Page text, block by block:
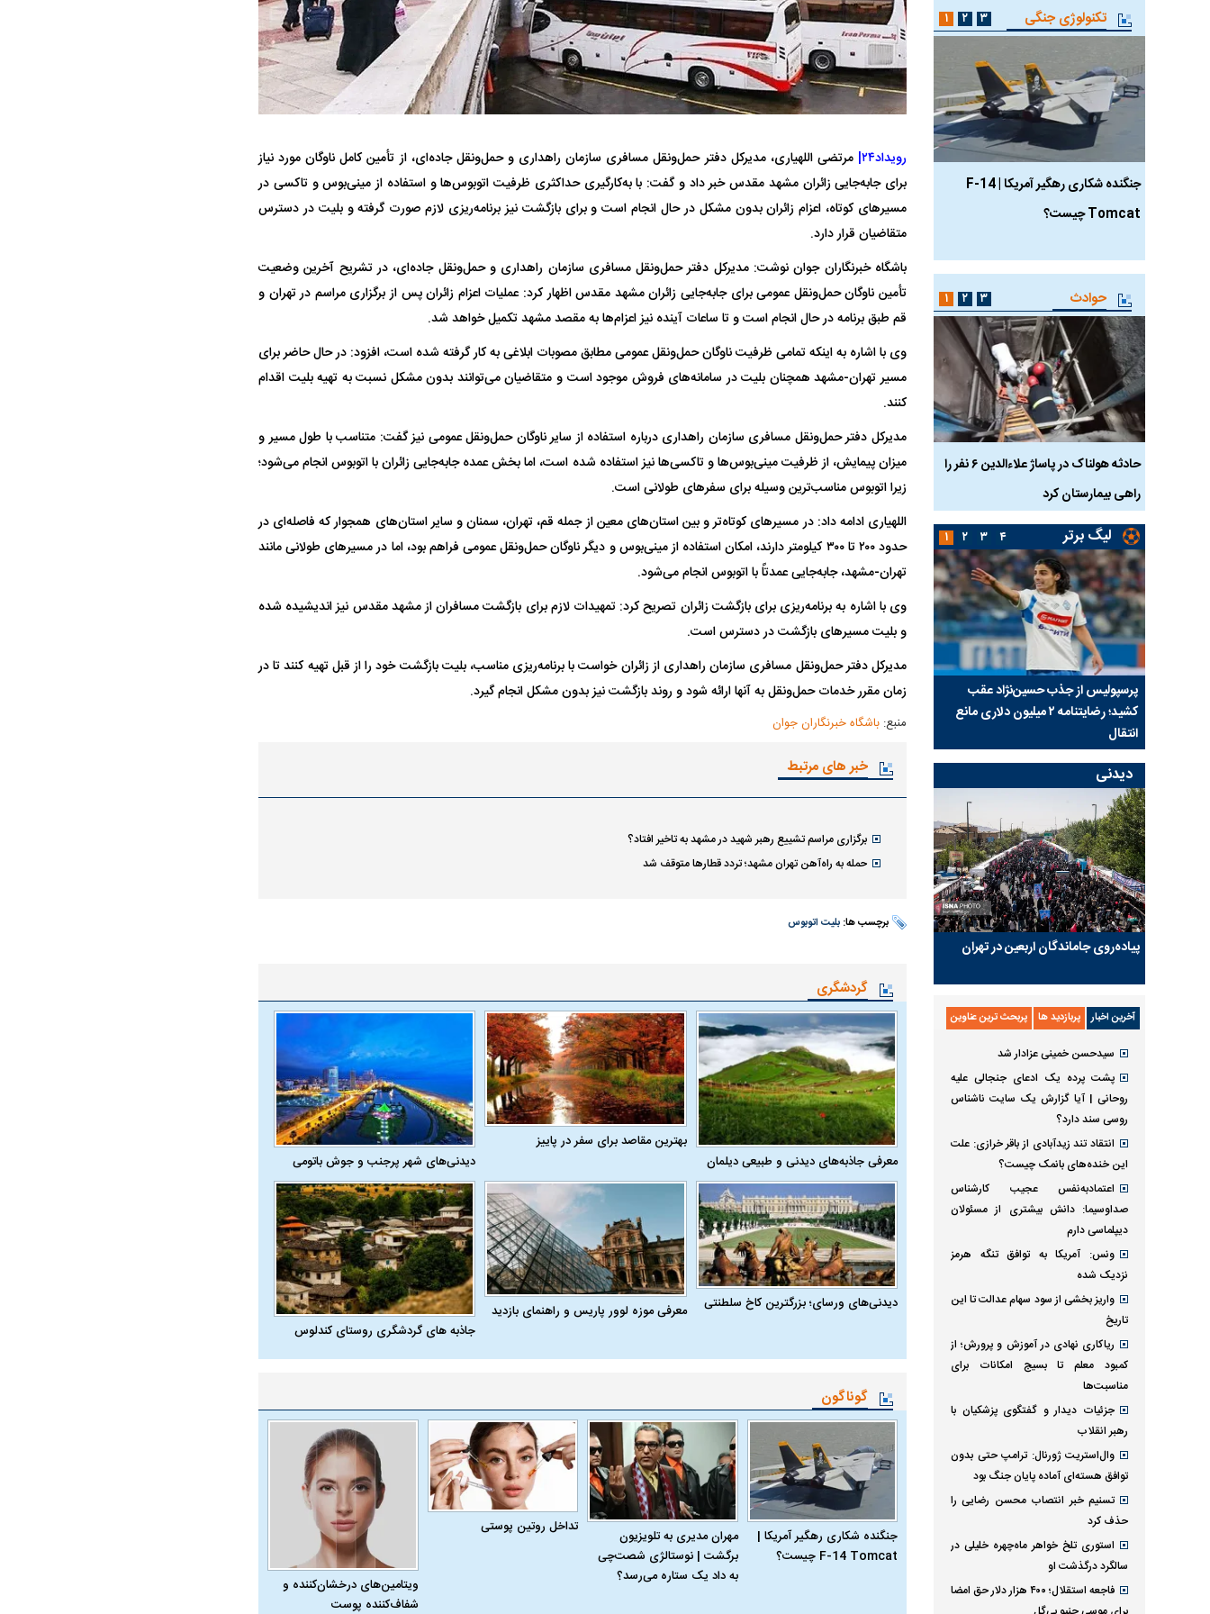
رویداد۲۴|
مرتضی اللهیاری، مدیرکل دفتر حمل‌ونقل مسافری سازمان راهداری و حمل‌ونقل جاده‌ای، از تأمین کامل ناوگان مورد نیاز
برای جابه‌جایی زائران مشهد مقدس خبر داد و گفت: با به‌کارگیری حداکثری ظرفیت اتوبوس‌ها و استفاده از مینی‌بوس و تاکسی در
مسیر‌های کوتاه، اعزام زائران بدون مشکل در حال انجام است و برای بازگشت نیز برنامه‌ریزی لازم صورت گرفته و بلیت در دسترس
متقاضیان قرار دارد.
باشگاه خبرنگاران جوان نوشت: مدیرکل دفتر حمل‌ونقل مسافری سازمان راهداری و حمل‌ونقل جاده‌ای، در تشریح آخرین وضعیت
تأمین ناوگان حمل‌ونقل عمومی برای جابه‌جایی زائران مشهد مقدس اظهار کرد: عملیات اعزام زائران پس از برگزاری مراسم در تهران و
قم طبق برنامه در حال انجام است و تا ساعات آینده نیز اعزام‌ها به مقصد مشهد تکمیل خواهد شد.
وی با اشاره به اینکه تمامی ظرفیت ناوگان حمل‌ونقل عمومی مطابق مصوبات ابلاغی به کار گرفته شده است، افزود: در حال حاضر برای
مسیر تهران-مشهد همچنان بلیت در سامانه‌های فروش موجود است و متقاضیان می‌توانند بدون مشکل نسبت به تهیه بلیت اقدام
کنند.
مدیرکل دفتر حمل‌ونقل مسافری سازمان راهداری درباره استفاده از سایر ناوگان حمل‌ونقل عمومی نیز گفت: متناسب با طول مسیر و
میزان پیمایش، از ظرفیت مینی‌بوس‌ها و تاکسی‌ها نیز استفاده شده است، اما بخش عمده جابه‌جایی زائران با اتوبوس انجام می‌شود؛
زیرا اتوبوس مناسب‌ترین وسیله برای سفر‌های طولانی است.
اللهیاری ادامه داد: در مسیر‌های کوتاه‌تر و بین استان‌های معین از جمله قم، تهران، سمنان و سایر استان‌های همجوار که فاصله‌ای در
حدود ۲۰۰ تا ۳۰۰ کیلومتر دارند، امکان استفاده از مینی‌بوس و دیگر ناوگان حمل‌ونقل عمومی فراهم بود، اما در مسیر‌های طولانی مانند
تهران-مشهد، جابه‌جایی عمدتاً با اتوبوس انجام می‌شود.
وی با اشاره به برنامه‌ریزی برای بازگشت زائران تصریح کرد: تمهیدات لازم برای بازگشت مسافران از مشهد مقدس نیز اندیشیده شده
و بلیت مسیر‌های بازگشت در دسترس است.
مدیرکل دفتر حمل‌ونقل مسافری سازمان راهداری از زائران خواست با برنامه‌ریزی مناسب، بلیت بازگشت خود را از قبل تهیه کنند تا در
زمان مقرر خدمات حمل‌ونقل به آنها ارائه شود و روند بازگشت نیز بدون مشکل انجام گیرد.
منبع: باشگاه خبرنگاران جوان
خبر های مرتبط
برگزاری مراسم تشییع رهبر شهید در مشهد به تاخیر افتاد؟
حمله به راه‌آهن تهران مشهد؛ تردد قطارها متوقف شد
برچسب ها: بلیت اتوبوس
گردشگری
معرفی جاذبه‌های دیدنی و طبیعی دیلمان
بهترین مقاصد برای سفر در پاییز
دیدنی‌های شهر پرجنب و جوش باتومی
دیدنی‌های ورسای؛ بزرگترین کاخ سلطنتی
معرفی موزه لوور پاریس و راهنمای بازدید
جاذبه های گردشگری روستای کندلوس
گوناگون
جنگنده شکاری رهگیر آمریکا |
F-14 Tomcat چیست؟
مهران مدیری به تلویزیون
برگشت | نوستالژی شصت‌چی
به داد یک ستاره می‌رسد؟
تداخل روتین پوستی
ویتامین‌های درخشان‌کننده و
شفاف‌کننده پوست
تکنولوژی جنگی
جنگنده شکاری رهگیر آمریکا | F-14
Tomcat چیست؟
حدید ۱۱۰؛ نسخه سریع‌تر، پنهان‌کارتر و
مرگبارتر پهپادهای ایرانی | پهپاد انتحاری
جدید ایران چیست؟
هواپیمای مرموز E-11A BACN چیست؟
جنگنده شکاری رهگیر آمریکا | F-14
Tomcat چیست؟
مرگبارتر پهپادهای ایرانی | پهپاد انتحاری
۱ ۲ ۳
حوادث
حادثه هولناک در پاساژ علاءالدین ۶ نفر را
راهی بیمارستان کرد
ردپای سیاست در یک جنایت مرموز؛
ماجرای قتل مداح معروف چیست؟
جراحان قلابی در شمال تهران بازداشت
شدند؛ از تزریق فیلر تا جراحی پلک
حادثه هولناک در پاساژ علاءالدین ۶ نفر را
ردپای سیاست در یک جنایت مرموز؛
۱ ۲ ۳
لیگ برتر
پرسپولیس از جذب حسین‌نژاد عقب
کشید؛ رضایتنامه ۲ میلیون دلاری مانع
انتقال
بازی‌های لیگ برتر فوتبال با تماشاگر
برگزار می‌شود
رقم نجومی رضایتنامه مدافع موردنظر
دو خرید جدید پرسپولیس نهایی شد؛
۱ ۲ ۳ ۴
دیدنی
پیاده‌روی جاماندگان اربعین در تهران
آخرین اخبار پربازدید ها پربحث ترین عناوین
سیدحسن خمینی عزادار شد
پشت پرده یک ادعای جنجالی علیه
روحانی | آیا گزارش یک سایت ناشناس
روسی سند دارد؟
انتقاد تند زیدآبادی از باقر خرازی: علت
این خنده‌های بانمک چیست؟
اعتمادبه‌نفس عجیب کارشناس
صداوسیما: دانش بیشتری از مسئولان
دیپلماسی دارم
ونس: آمریکا به توافق تنگه هرمز
نزدیک شده
واریز بخشی از سود سهام عدالت تا این
تاریخ
ریاکاری نهادی در آموزش و پرورش؛ از
کمبود معلم تا بسیج امکانات برای
مناسبت‌ها
جزئیات دیدار و گفتگوی پزشکیان با
رهبر انقلاب
وال‌استریت ژورنال: ترامپ حتی بدون
توافق هسته‌ای آماده پایان جنگ بود
تسنیم خبر انتصاب محسن رضایی را
حذف کرد
استوری تلخ خواهر ماه‌چهره خلیلی در
سالگرد درگذشت او
فاجعه استقلال؛ ۴۰۰ هزار دلار حق امضا